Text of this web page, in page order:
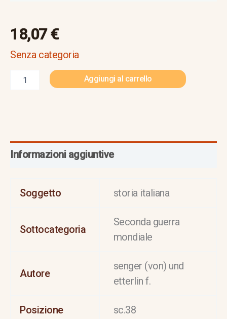
18,07€
Senza categoria
Aggiungi al carrello
Informazioni aggiuntive
Soggetto storia italiana
Sottocategoria
Seconda guerra
mondiale
Autore
senger (von) und
etterlin f.
Posizione sc.38